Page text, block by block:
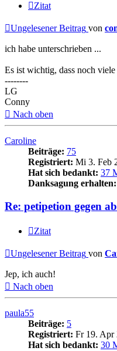
Zitat
Ungelesener Beitrag von
ich habe unterschrieben ...
Es ist wichtig, dass noch
--------
LG
Conny
Nach oben
Caroline
Beiträge: 75
Registriert: Mi 3. Feb
Hat sich bedankt: 37
Danksagung erhalten:
Re: petipetion gegen
Zitat
Ungelesener Beitrag von
Jep, ich auch!
Nach oben
paula55
Beiträge: 5
Registriert: Fr 19. Apr
Hat sich bedankt: 30